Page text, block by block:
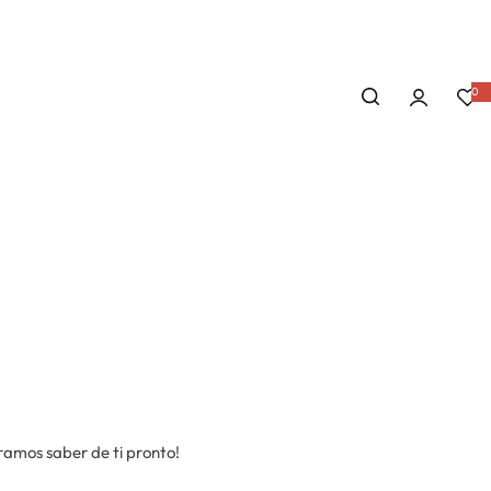
0
saber de ti pronto!